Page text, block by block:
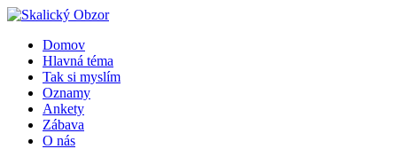
Domov
Hlavná téma
Tak si myslím
Oznamy
Ankety
Zábava
O nás